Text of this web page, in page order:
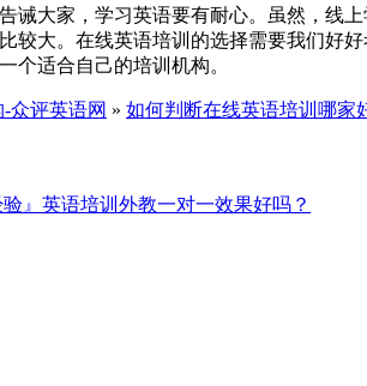
诫大家，学习英语要有耐心。虽然，线
较大。在线英语培训的选择需要我们好
个适合自己的培训机构。
众评英语网 » 如何判断在线英语培训哪家
验』英语培训外教一对一效果好吗？